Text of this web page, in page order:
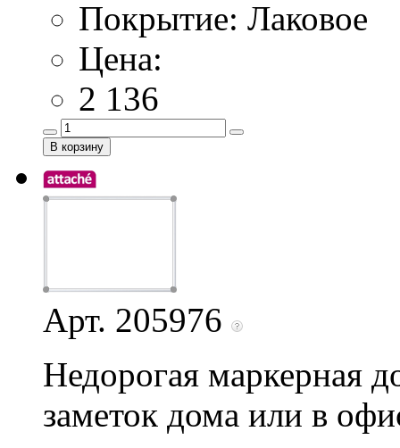
Покрытие: Лаковое
Цена:
2 136
Арт. 205976
Недорогая маркерная
заметок дома или в